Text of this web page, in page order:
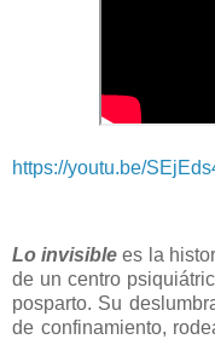
https://youtu.be/
Lo invisible es la
de un centro
posparto. Su
de confinamiento,